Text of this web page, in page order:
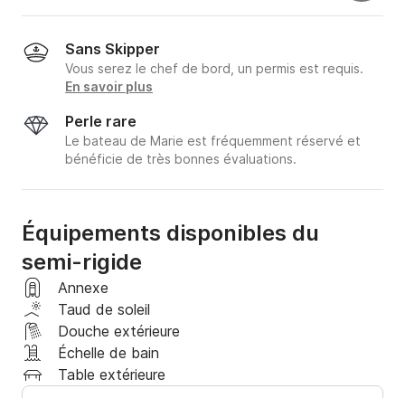
Sans Skipper
Vous serez le chef de bord, un permis est requis.
En savoir plus
Perle rare
Le bateau de Marie est fréquemment réservé et
bénéficie de très bonnes évaluations.
Équipements disponibles du
semi-rigide
Annexe
Taud de soleil
Douche extérieure
Échelle de bain
Table extérieure